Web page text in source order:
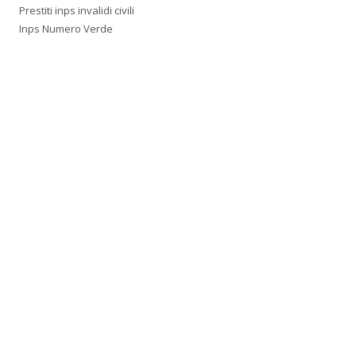
Prestiti inps invalidi civili
Inps Numero Verde